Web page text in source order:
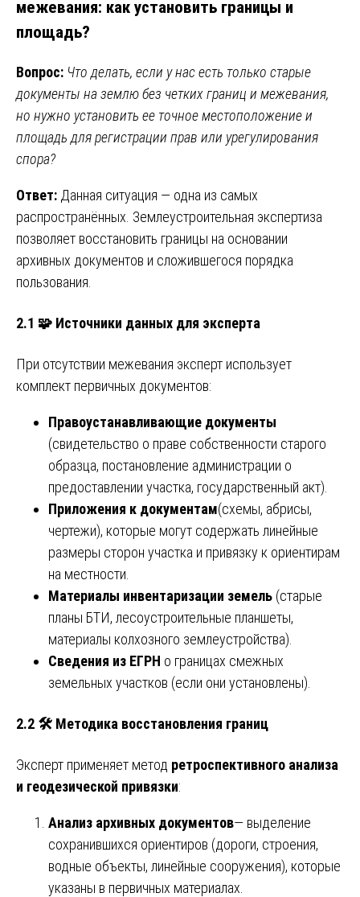
межевания: как установить границы и
площадь?
Вопрос: Что делать, если у нас есть только старые
документы на землю без четких границ и межевания,
но нужно установить ее точное местоположение и
площадь для регистрации прав или урегулирования
спора?
Ответ: Данная ситуация — одна из самых
распространённых. Землеустроительная экспертиза
позволяет восстановить границы на основании
архивных документов и сложившегося порядка
пользования.
2.1 🧩 Источники данных для эксперта
При отсутствии межевания эксперт использует
комплект первичных документов:
Правоустанавливающие документы
(свидетельство о праве собственности старого
образца, постановление администрации о
предоставлении участка, государственный акт).
Приложения к документам(схемы, абрисы,
чертежи), которые могут содержать линейные
размеры сторон участка и привязку к ориентирам
на местности.
Материалы инвентаризации земель (старые
планы БТИ, лесоустроительные планшеты,
материалы колхозного землеустройства).
Сведения из ЕГРН о границах смежных
земельных участков (если они установлены).
2.2 🛠️ Методика восстановления границ
Эксперт применяет метод ретроспективного анализа
и геодезической привязки:
Анализ архивных документов— выделение
сохранившихся ориентиров (дороги, строения,
водные объекты, линейные сооружения), которые
указаны в первичных материалах.